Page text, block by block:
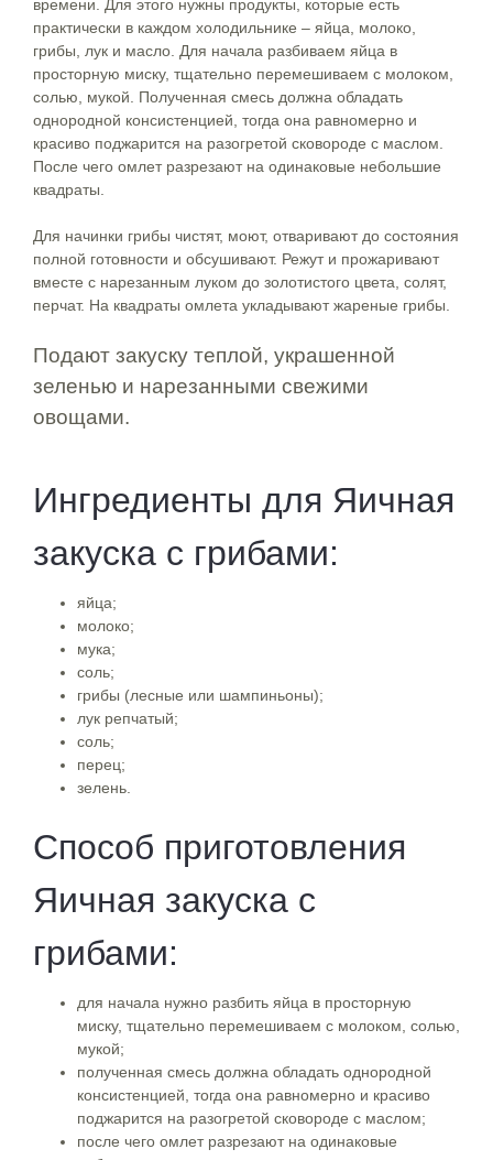
времени. Для этого нужны продукты, которые есть
практически в каждом холодильнике – яйца, молоко,
грибы, лук и масло. Для начала разбиваем яйца в
просторную миску, тщательно перемешиваем с молоком,
солью, мукой. Полученная смесь должна обладать
однородной консистенцией, тогда она равномерно и
красиво поджарится на разогретой сковороде с маслом.
После чего омлет разрезают на одинаковые небольшие
квадраты.
Для начинки грибы чистят, моют, отваривают до состояния
полной готовности и обсушивают. Режут и прожаривают
вместе с нарезанным луком до золотистого цвета, солят,
перчат. На квадраты омлета укладывают жареные грибы.
Подают закуску теплой, украшенной
зеленью и нарезанными свежими
овощами.
Ингредиенты для Яичная
закуска с грибами:
яйца;
молоко;
мука;
соль;
грибы (лесные или шампиньоны);
лук репчатый;
соль;
перец;
зелень.
Способ приготовления
Яичная закуска с
грибами:
для начала нужно разбить яйца в просторную
миску, тщательно перемешиваем с молоком, солью,
мукой;
полученная смесь должна обладать однородной
консистенцией, тогда она равномерно и красиво
поджарится на разогретой сковороде с маслом;
после чего омлет разрезают на одинаковые